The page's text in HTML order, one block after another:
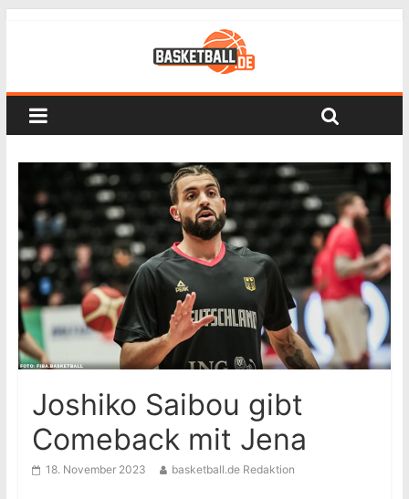
Joshiko Saibou gibt
Comeback mit Jena
18. November 2023 basketball.de Redaktion